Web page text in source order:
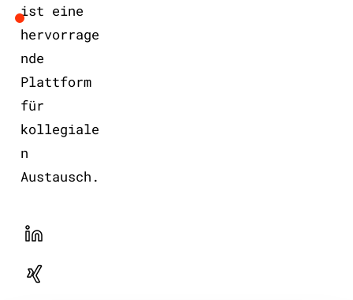
ist eine
hervorrage
nde
Plattform
für
kollegiale
n
Austausch.
LinekdIn
Xing